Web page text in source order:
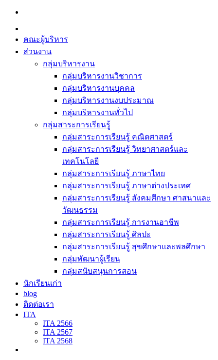
Skip
content
คณะผู้บริหาร
ส่วนงาน
กลุ่มบริหารงาน
กลุ่มบริหารงานวิชาการ
กลุ่มบริหารงานบุคคล
กลุ่มบริหารงานงบประมาณ
กลุ่มบริหารงานทั่วไป
กลุ่มสาระการเรียนรู้
กลุ่มสาระการเรียนรู้ คณิตศาสตร์
กลุ่มสาระการเรียนรู้ วิทยาศาสตร์และ
เทคโนโลยี
กลุ่มสาระการเรียนรู้ ภาษาไทย
กลุ่มสาระการเรียนรู้ ภาษาต่างประเทศ
กลุ่มสาระการเรียนรู้ สังคมศึกษา ศาสนาและ
วัฒนธรรม
กลุ่มสาระการเรียนรู้ การงานอาชีพ
กลุ่มสาระการเรียนรู้ ศิลปะ
กลุ่มสาระการเรียนรู้ สุขศึกษาและพลศึกษา
กลุ่มพัฒนาผู้เรียน
กลุ่มสนับสนุนการสอน
นักเรียนเก่า
blog
ติดต่อเรา
ITA
ITA 2566
ITA 2567
ITA 2568